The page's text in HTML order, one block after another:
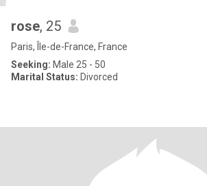
rose, 25
Paris, Île-de-France, France
Seeking: Male 25 - 50
Marital Status: Divorced